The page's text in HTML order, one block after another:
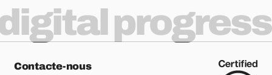
progress
Contacte-nous